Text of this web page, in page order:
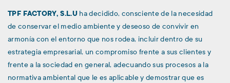
TPF FACTORY, S.L.U ha decidido, consciente de la necesidad
de conservar el medio ambiente y deseoso de convivir en
armonía con el entorno que nos rodea, incluir dentro de su
estrategia empresarial, un compromiso frente a sus clientes y
frente a la sociedad en general, adecuando sus procesos a la
normativa ambiental que le es aplicable y demostrar que es